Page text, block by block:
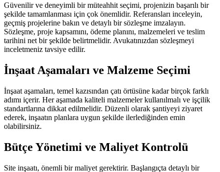
Güvenilir ve deneyimli bir müteahhit seçimi, projenizin başarılı bir
şekilde tamamlanması için çok önemlidir. Referansları inceleyin,
geçmiş projelerine bakın ve detaylı bir sözleşme imzalayın.
Sözleşme, proje kapsamını, ödeme planını, malzemeleri ve teslim
tarihini net bir şekilde belirtmelidir. Avukatınızdan sözleşmeyi
inceletmeniz tavsiye edilir.
İnşaat Aşamaları ve Malzeme Seçimi
İnşaat aşamaları, temel kazısından çatı örtüsüne kadar birçok farklı
adımı içerir. Her aşamada kaliteli malzemeler kullanılmalı ve işçilik
standartlarına dikkat edilmelidir. Düzenli olarak şantiyeyi ziyaret
ederek, inşaatın planlara uygun şekilde ilerlediğinden emin
olabilirsiniz.
Bütçe Yönetimi ve Maliyet Kontrolü
Site inşaatı, önemli bir maliyet gerektirir. Başlangıçta detaylı bir